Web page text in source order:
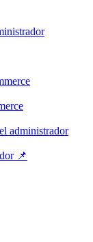
administrador
📌